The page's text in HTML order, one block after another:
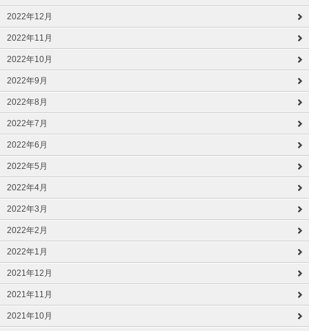
2022年12月
2022年11月
2022年10月
2022年9月
2022年8月
2022年7月
2022年6月
2022年5月
2022年4月
2022年3月
2022年2月
2022年1月
2021年12月
2021年11月
2021年10月